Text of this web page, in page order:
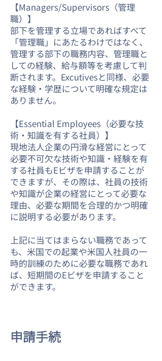
【Managers/Supervisors（管理
職）】
部下を管理する立場であればすべて
「管理職」にあたるわけではなく、
管理する部下の職務内容、管理職と
しての経験、給与額等を考慮して判
断されます。Excutivesと同様、必要
な経験・学歴について明確な規定は
ありません。
【Essential Employees（必要な技
術・知識を有する社員）】
現地法人企業の円滑な経営にとって
必要不可欠な技術や知識・経験を有
する社員もEビザを申請することが
できますが、その際は、社員の技術
や知識が企業の経営にとって必要な
理由、必要な期間を合理的かつ明確
に説明する必要があります。
上記に当てはまらない職務であって
も、米国での起業や米国人社員の一
時的訓練のために必要な職務であれ
ば、短期間のEビザを申請すること
ができます。
申請手続